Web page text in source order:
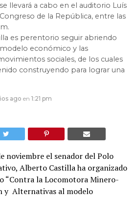
llevará a cabo en el auditorio Luís
de la República, entre las
es perentorio seguir abriendo
económico y las
sociales, de los cuales
construyendo para lograr una
ago en 1:21 pm
noviembre el senador del Polo
Alberto Castilla ha organizado
“Contra la Locomotora Minero-
y Alternativas al modelo